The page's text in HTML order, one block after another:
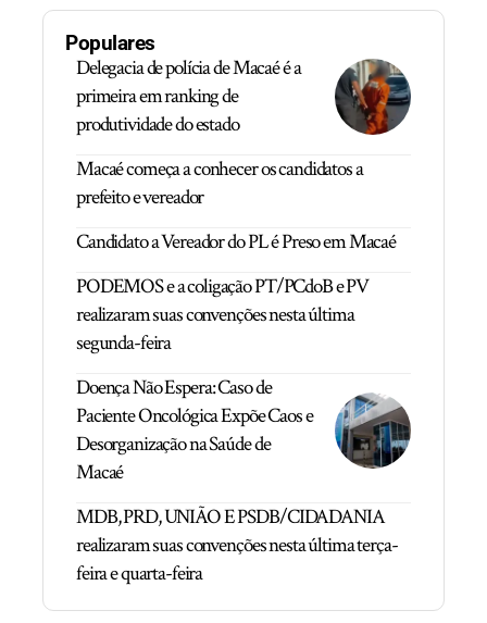
Populares
Delegacia de polícia de Macaé é a
primeira em ranking de
produtividade do estado
Macaé começa a conhecer os candidatos a
prefeito e vereador
Candidato a Vereador do PL é Preso em Macaé
PODEMOS e a coligação PT/PCdoB e PV
realizaram suas convenções nesta última
segunda-feira
Doença Não Espera: Caso de
Paciente Oncológica Expõe Caos e
Desorganização na Saúde de
Macaé
MDB, PRD, UNIÃO E PSDB/CIDADANIA
realizaram suas convenções nesta última terça-
feira e quarta-feira